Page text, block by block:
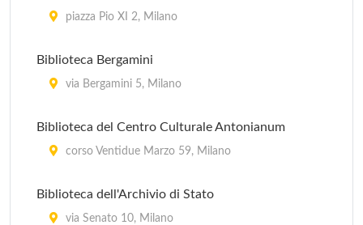
piazza Pio XI 2, Milano
Biblioteca Bergamini
via Bergamini 5, Milano
Biblioteca del Centro Culturale Antonianum
corso Ventidue Marzo 59, Milano
Biblioteca dell'Archivio di Stato
via Senato 10, Milano